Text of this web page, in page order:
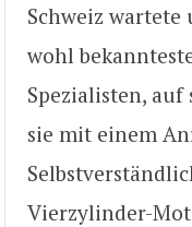
Schweiz wartete
wohl
Spezialisten,
sie mit einem
Vierzylinder-